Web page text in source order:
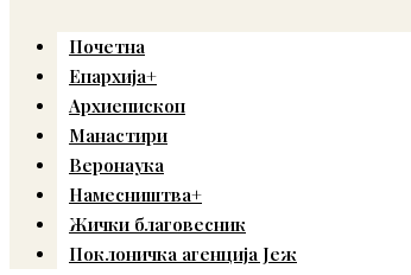
Почетна
Епархија+
Архиепископ
Манастири
Веронаука
Намесништва+
Жички благовесник
Поклоничка агенција Јеж